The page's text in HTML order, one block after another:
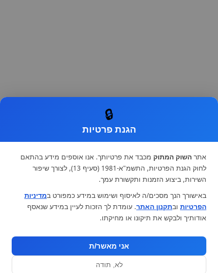
🔒
הגנת פרטיות
אתר השוק המתוק מכבד את פרטיותך. אנו אוספים מידע בהתאם
לחוק הגנת הפרטיות, התשמ"א-1981 (סעיף 13), לצורך שיפור
השירות, ביצוע הזמנות ותקשורת עמך.
באישורך הנך מסכים/ה לאיסוף ושימוש במידע כמפורט במדיניות
הפרטיות ובתקנון האתר. עומדת לך הזכות לעיין במידע שנאסף
אודותיך ולבקש את תיקונו או מחיקתו.
אני מאשר/ת
לא, תודה